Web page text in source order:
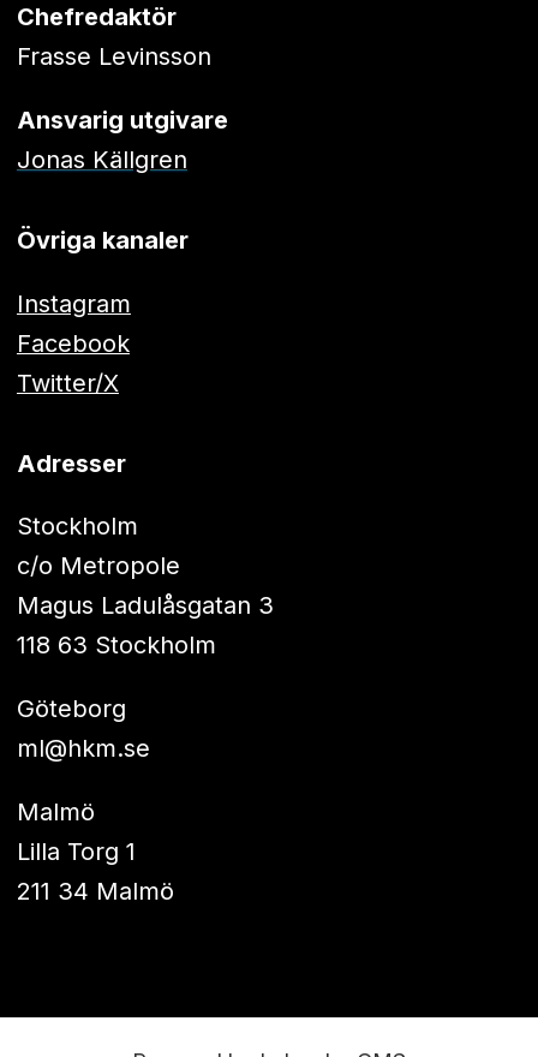
Chefredaktör
Frasse Levinsson
Ansvarig utgivare
Jonas Källgren
Övriga kanaler
Instagram
Facebook
Twitter/X
Adresser
Stockholm
c/o Metropole
Magus Ladulåsgatan 3
118 63 Stockholm
Göteborg
ml@hkm.se
Malmö
Lilla Torg 1
211 34 Malmö